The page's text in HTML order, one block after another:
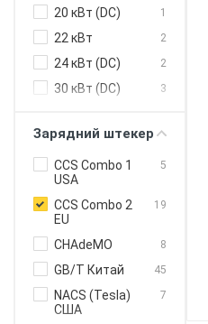
EU KEBA
EU Mennekes
EU NRGkick
EU
Phoenix
EU Schneider
EU Teltonika
EU Webasto
20 кВт (DC) 1
22 кВт 2
24 кВт (DC) 2
30 кВт (DC) 3
50 кВт (DC) 1
80 кВт (DC) 2
160 кВт
240 кВт (DC) 1
3.7 кВт
5 кВт
7.4 кВт
Зарядний штекер
CCS Combo 1
USA
5
CCS Combo 2
EU
19
CHAdeMO 8
GB/T Китай 45
NACS (Tesla)
США
7